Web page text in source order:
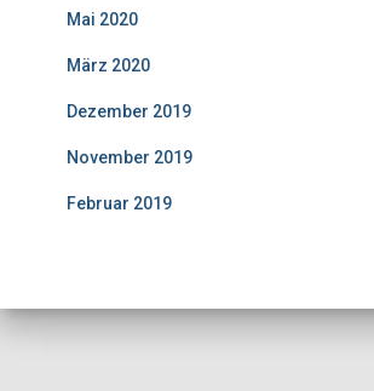
Mai 2020
März 2020
Dezember 2019
November 2019
Februar 2019